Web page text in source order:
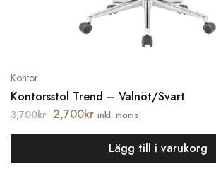
Kontor
Kontorsstol Trend – Valnöt/Svart
3,700kr 2,700kr inkl. moms
Lägg till i varukorg